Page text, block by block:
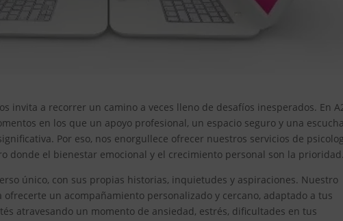
invita a recorrer un camino a veces lleno de desafíos inesperados. En
en los que un apoyo profesional, un espacio seguro y una
Por eso, nos enorgullece ofrecer nuestros servicios de
donde el bienestar emocional y el crecimiento personal son la
único, con sus propias historias, inquietudes y aspiraciones. Nuestro
un acompañamiento personalizado y cercano, adaptado a tus
atravesando un momento de ansiedad, estrés, dificultades en tus